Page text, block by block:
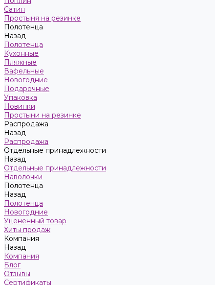
Сатин
Простыня на резинке
Полотенца
Назад
Полотенца
Кухонные
Пляжные
Вафельные
Новогодние
Подарочные
Упаковка
Новинки
Простыни на резинке
Распродажа
Назад
Распродажа
Отдельные принадлежности
Назад
Отдельные принадлежности
Наволочки
Полотенца
Назад
Полотенца
Новогодние
Уцененный товар
Хиты продаж
Компания
Назад
Компания
Блог
Отзывы
Сертификаты